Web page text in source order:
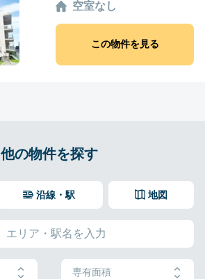
空室なし
この物件を見る
他の物件を探す
地図
沿線・駅
専有面積